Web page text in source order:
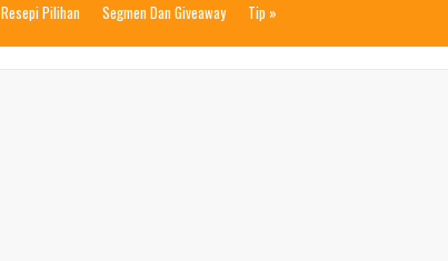
Resepi Pilihan Segmen Dan Giveaway Tip »